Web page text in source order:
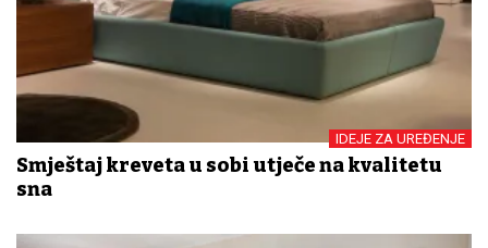
IDEJE ZA UREĐENJE
Smještaj kreveta u sobi utječe na kvalitetu
sna